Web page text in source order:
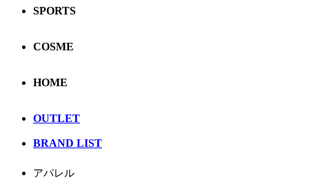
SPORTS
COSME
HOME
OUTLET
BRAND LIST
アパレル